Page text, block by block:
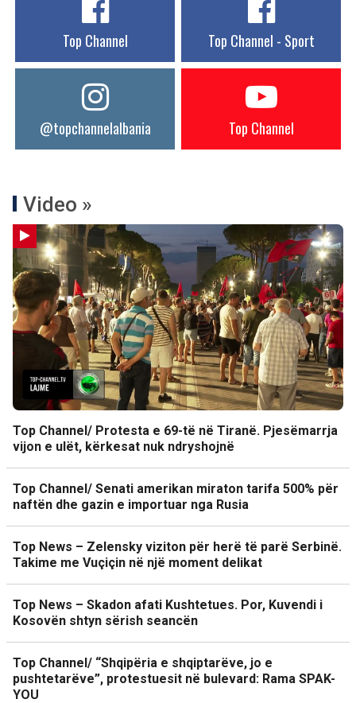
Top Channel Top Channel - Sport
@topchannelalbania Top Channel
Video »
Top Channel/ Protesta e 69-të në Tiranë. Pjesëmarrja
vijon e ulët, kërkesat nuk ndryshojnë
Top Channel/ Senati amerikan miraton tarifa 500% për
naftën dhe gazin e importuar nga Rusia
Top News – Zelensky viziton për herë të parë Serbinë.
Takime me Vuçiçin në një moment delikat
Top News – Skadon afati Kushtetues. Por, Kuvendi i
Kosovën shtyn sërish seancën
Top Channel/ “Shqipëria e shqiptarëve, jo e
pushtetarëve”, protestuesit në bulevard: Rama SPAK-
YOU